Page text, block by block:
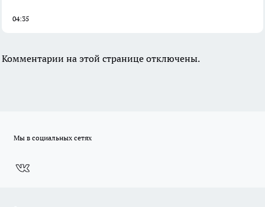
04:35
Комментарии на этой странице отключены.
Мы в социальных сетях